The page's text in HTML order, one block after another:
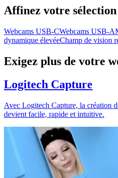
Affinez votre sélection
Webcams USB-CWebcams USB-A
dynamique élevéeChamp de vision
Exigez plus de votre
Logitech Capture
Avec Logitech Capture, la création
devient facile, rapide et intuitive.